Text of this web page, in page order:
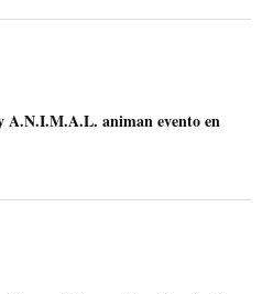
A.N.I.M.A.L. animan evento en